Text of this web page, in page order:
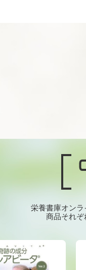
栄養書庫オンラ
商品それぞ